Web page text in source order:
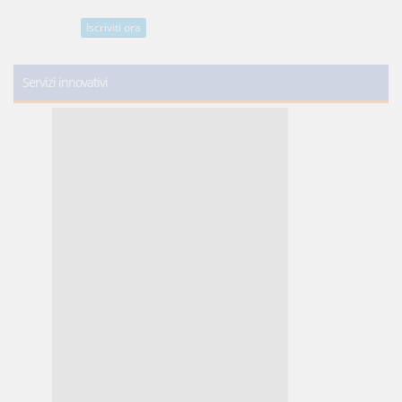
Iscriviti ora
Servizi innovativi